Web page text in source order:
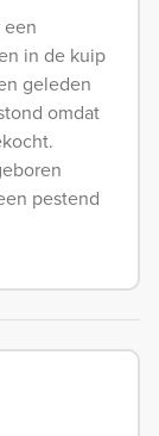
in de kuip
geleden
omdat
pestend